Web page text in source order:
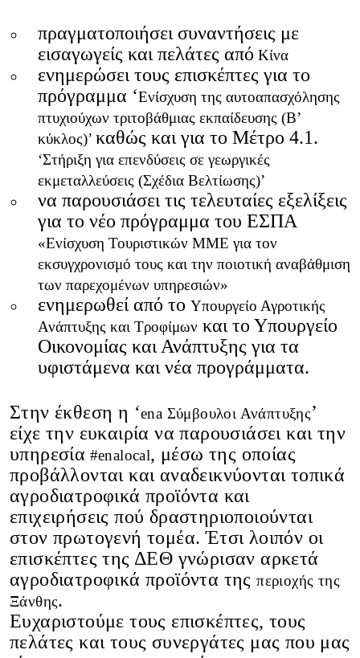
πραγματοποιήσει συναντήσεις με
εισαγωγείς και πελάτες από Kίνα
ενημερώσει τους επισκέπτες για το
πρόγραμμα ‘Ενίσχυση της αυτοαπασχόλησης
πτυχιούχων τριτοβάθμιας εκπαίδευσης (Β’
κύκλος)’ καθώς και για το Μέτρο 4.1.
‘Στήριξη για επενδύσεις σε γεωργικές
εκμεταλλεύσεις (Σχέδια Βελτίωσης)’
να παρουσιάσει τις τελευταίες εξελίξεις
για το νέο πρόγραμμα του ΕΣΠΑ
«Ενίσχυση Τουριστικών ΜΜΕ για τον
εκσυγχρονισμό τους και την ποιοτική αναβάθμιση
των παρεχομένων υπηρεσιών»
ενημερωθεί από το Υπουργείο Αγροτικής
Ανάπτυξης και Τροφίμων και το Υπουργείο
Οικονομίας και Ανάπτυξης για τα
υφιστάμενα και νέα προγράμματα.
Στην έκθεση η ‘ena Σύμβουλοι Ανάπτυξης’
είχε την ευκαιρία να παρουσιάσει και την
υπηρεσία #enalocal, μέσω της οποίας
προβάλλονται και αναδεικνύονται τοπικά
αγροδιατροφικά προϊόντα και
επιχειρήσεις πού δραστηριοποιούνται
στον πρωτογενή τομέα. Έτσι λοιπόν οι
επισκέπτες της ΔΕΘ γνώρισαν αρκετά
αγροδιατροφικά προϊόντα τηςπεριοχής της
Ξάνθης.
Ευχαριστούμε τους επισκέπτες, τους
πελάτες και τους συνεργάτες μας που μας